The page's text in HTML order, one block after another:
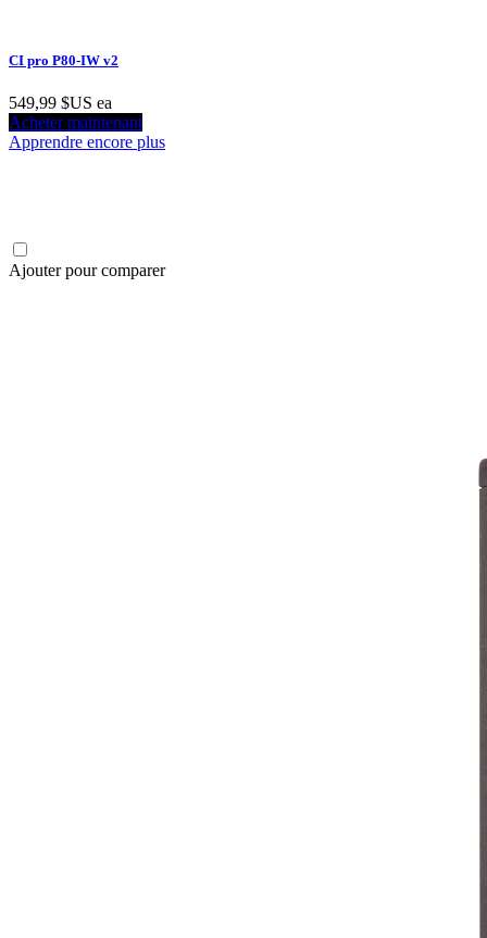
CI pro P80-IW v2
549,99 $US ea
Acheter maintenant
Apprendre encore plus
Ajouter pour comparer